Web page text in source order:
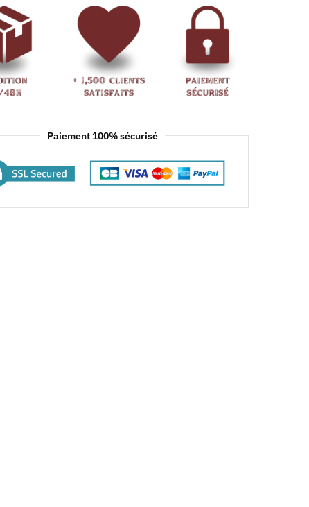
Paiement 100% sécurisé